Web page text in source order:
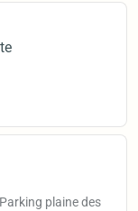
plaine des